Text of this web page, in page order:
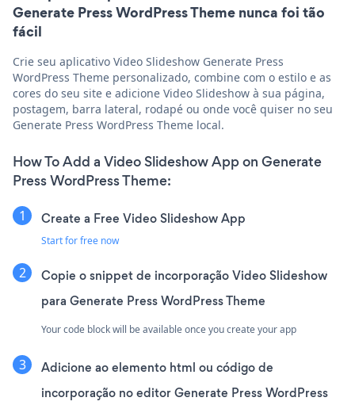
Generate Press WordPress Theme nunca foi tão
fácil
Crie seu aplicativo Video Slideshow Generate Press
WordPress Theme personalizado, combine com o estilo e as
cores do seu site e adicione Video Slideshow à sua página,
postagem, barra lateral, rodapé ou onde você quiser no seu
Generate Press WordPress Theme local.
How To Add a Video Slideshow App on Generate
Press WordPress Theme:
Create a Free Video Slideshow App
Start for free now
Copie o snippet de incorporação Video Slideshow
para Generate Press WordPress Theme
Your code block will be available once you create your app
Adicione ao elemento html ou código de
incorporação no editor Generate Press WordPress